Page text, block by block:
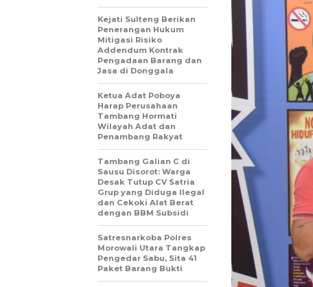
Kejati Sulteng Berikan
Penerangan Hukum
Mitigasi Risiko
Addendum Kontrak
Pengadaan Barang dan
Jasa di Donggala
Ketua Adat Poboya
Harap Perusahaan
Tambang Hormati
Wilayah Adat dan
Penambang Rakyat
Tambang Galian C di
Sausu Disorot: Warga
Desak Tutup CV Satria
Grup yang Diduga Ilegal
dan Cekoki Alat Berat
dengan BBM Subsidi
Satresnarkoba Polres
Morowali Utara Tangkap
Pengedar Sabu, Sita 41
Paket Barang Bukti